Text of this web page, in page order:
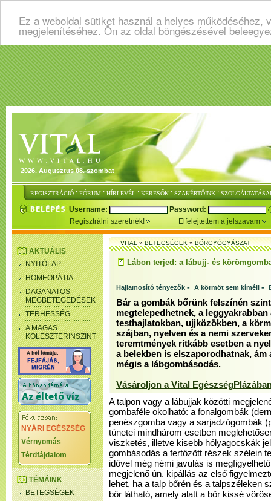
Ez a weboldal sütiket használ a helyes
megjelenítéséhez. Ön az oldal böngészésével
2026. Augusztus 08. szombat
REGISZTRÁCIÓ : FÓRUM : HÍRLEVÉL : KERESŐK : SZAKÉRTŐINK :
Username:
Password:
Regisztrálni szeretnék!
Elfelejtettem a jelszavam
AKTUÁLIS
NYITÓLAP
HOMEOPÁTIA
DAGANATOS
MEGBETEGEDÉSEK
TERHESSÉG
A MAGAS
KOLESZTERINSZINT
NYÁRI EGÉSZSÉG
Vérnyomás
Térdfájdalom
TÉMÁINK
BETEGSÉGEK
VITAL»BETEGSÉGEK»BŐRGYÓGYÁSZAT
Lábon terjed: a lábujj- és
Hajlamosító tényezők - A körmöt sem kíméli -
Bár a gombák bőrünk felszínén
megtelepedhetnek, a
testhajlatokban, ujjközökben, a
szájban, nyelven és a nemi
teremtmények ritkább esetben a
a belekben is elszaporodhatnak,
mégis a lábgombásodás.
Vásároljon a Vital
A talpon vagy a lábujjak közötti
gombaféle okolható: a fonalgombák
penészgomba vagy a sarjadzógombák
tünetei mindhárom esetben
viszketés, illetve kisebb hólyagocskák
gombásodás a fertőzött részek szélein
idővel még némi javulás is
megjelenő ún. kipállás az első
lehet, ha a talp bőrén és a talpszéleken
bőr látható, amely alatt a bőr kissé